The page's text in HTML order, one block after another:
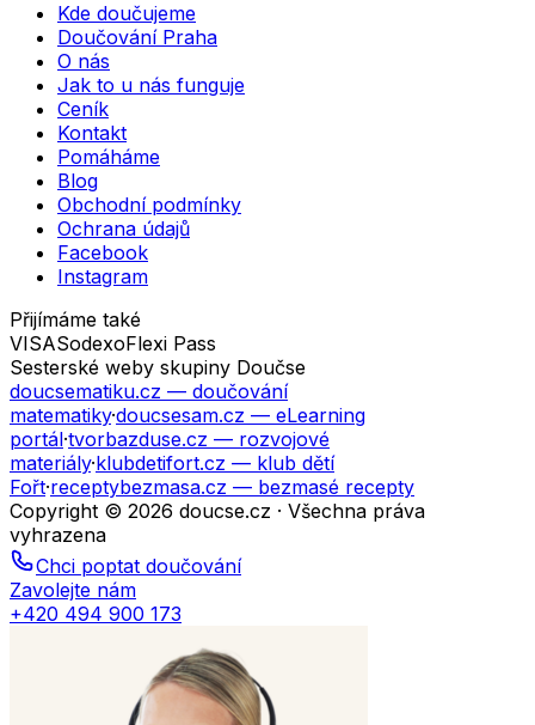
Kde doučujeme
Doučování Praha
O nás
Jak to u nás funguje
Ceník
Kontakt
Pomáháme
Blog
Obchodní podmínky
Ochrana údajů
Facebook
Instagram
Přijímáme také
VISASodexoFlexi Pass
Sesterské weby skupiny Doučse
doucsematiku.cz — doučování
matematiky·doucsesam.cz — eLearning
portál·tvorbazduse.cz — rozvojové
materiály·klubdetifort.cz — klub dětí
Fořt·receptybezmasa.cz — bezmasé recepty
Copyright © 2026 doucse.cz · Všechna práva
vyhrazena
Chci poptat doučování
Zavolejte nám
+420 494 900 173